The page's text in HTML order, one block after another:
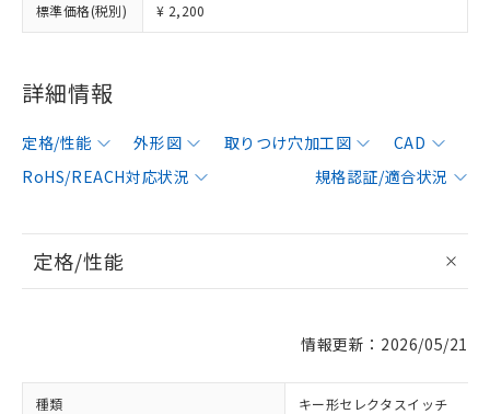
標準価格(税別) ¥ 2,200
詳細情報
定格/性能 外形図 取りつけ穴加工図
CAD
RoHS/REACH対応状況
規格認証/適合状況
定格/性能
情報更新：2026/05/21
種類 キー形セレクタスイッチ